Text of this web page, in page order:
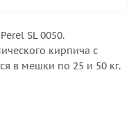
SL 0050.
кирпича с
в мешки по 25 и 50 кг.